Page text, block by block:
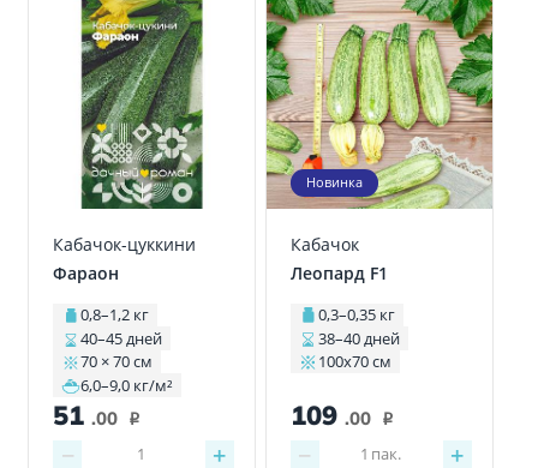
Кабачок-цуккини
Фараон
0,8–1,2 кг
40–45 дней
70 × 70 см
6,0–9,0 кг/м²
51 .00 i
− +
1
Новинка
Кабачок
Леопард F1
0,3–0,35 кг
38–40 дней
100x70 см
109 .00 i
− +
1 пак.